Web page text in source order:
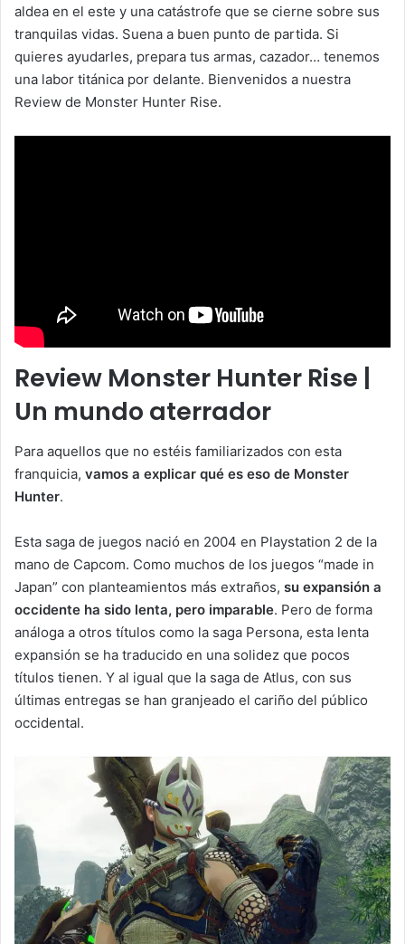
aldea en el este y una catástrofe que se cierne sobre sus
tranquilas vidas. Suena a buen punto de partida. Si
quieres ayudarles, prepara tus armas, cazador… tenemos
una labor titánica por delante. Bienvenidos a nuestra
Review de Monster Hunter Rise.
Review Monster Hunter Rise |
Un mundo aterrador
Para aquellos que no estéis familiarizados con esta
franquicia, vamos a explicar qué es eso de Monster
Hunter.
Esta saga de juegos nació en 2004 en Playstation 2 de la
mano de Capcom. Como muchos de los juegos “made in
Japan” con planteamientos más extraños, su expansión a
occidente ha sido lenta, pero imparable. Pero de forma
análoga a otros títulos como la saga Persona, esta lenta
expansión se ha traducido en una solidez que pocos
títulos tienen. Y al igual que la saga de Atlus, con sus
últimas entregas se han granjeado el cariño del público
occidental.